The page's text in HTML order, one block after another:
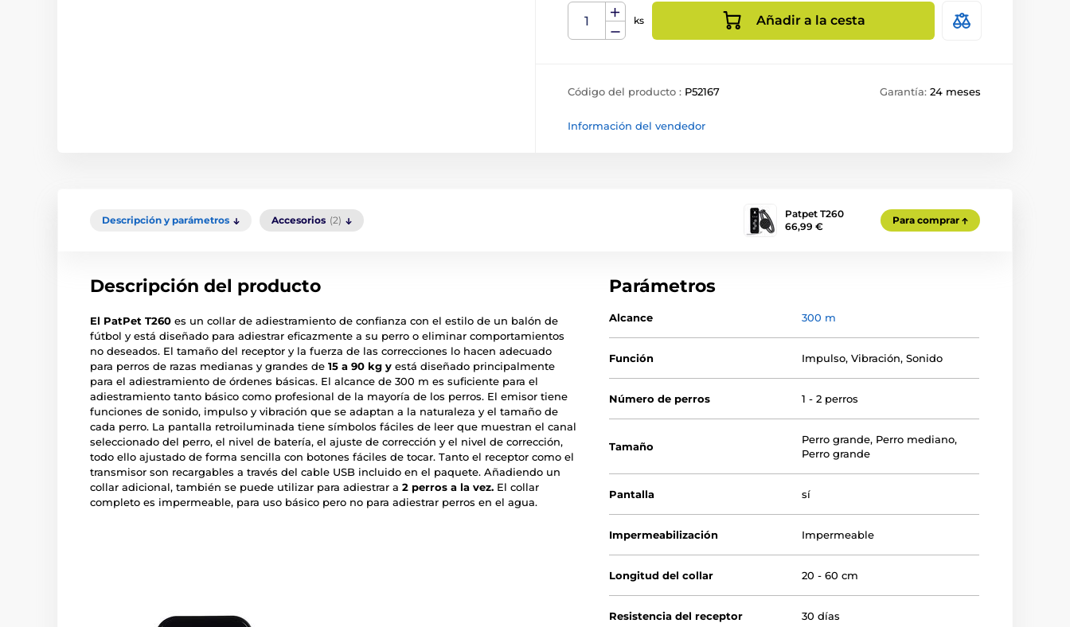
ks Añadir a la cesta
Código del producto : P52167 Garantía: 24 meses
Información del vendedor
Descripción y parámetros Accesorios (2)
Patpet T260
66,99 €
Para comprar
Descripción del producto
El PatPet T260 es un collar de adiestramiento de confianza con el estilo de un balón de
fútbol y está diseñado para adiestrar eficazmente a su perro o eliminar comportamientos
no deseados. El tamaño del receptor y la fuerza de las correcciones lo hacen adecuado
para perros de razas medianas y grandes de 15 a 90 kg y está diseñado principalmente
para el adiestramiento de órdenes básicas. El alcance de 300 m es suficiente para el
adiestramiento tanto básico como profesional de la mayoría de los perros. El emisor tiene
funciones de sonido, impulso y vibración que se adaptan a la naturaleza y el tamaño de
cada perro. La pantalla retroiluminada tiene símbolos fáciles de leer que muestran el canal
seleccionado del perro, el nivel de batería, el ajuste de corrección y el nivel de corrección,
todo ello ajustado de forma sencilla con botones fáciles de tocar. Tanto el receptor como el
transmisor son recargables a través del cable USB incluido en el paquete. Añadiendo un
collar adicional, también se puede utilizar para adiestrar a 2 perros a la vez. El collar
completo es impermeable, para uso básico pero no para adiestrar perros en el agua.
Parámetros
Alcance 300 m
Función Impulso,Vibración,Sonido
Número de perros 1 - 2 perros
Tamaño
Perro grande, Perro mediano,
Perro grande
Pantalla sí
Impermeabilización Impermeable
Longitud del collar 20 - 60 cm
Resistencia del receptor 30 días